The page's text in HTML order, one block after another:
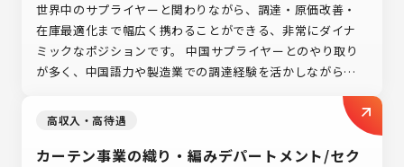
世界中のサプライヤーと関わりながら、調達・原価改善・
在庫最適化まで幅広く携わることができる、非常にダイナ
ミックなポジションです。 中国サプライヤーとのやり取り
が多く、中国語力や製造業での調達経験を活かしながら、
高収入・高待遇
カーテン事業の織り・編みデパートメント/セク